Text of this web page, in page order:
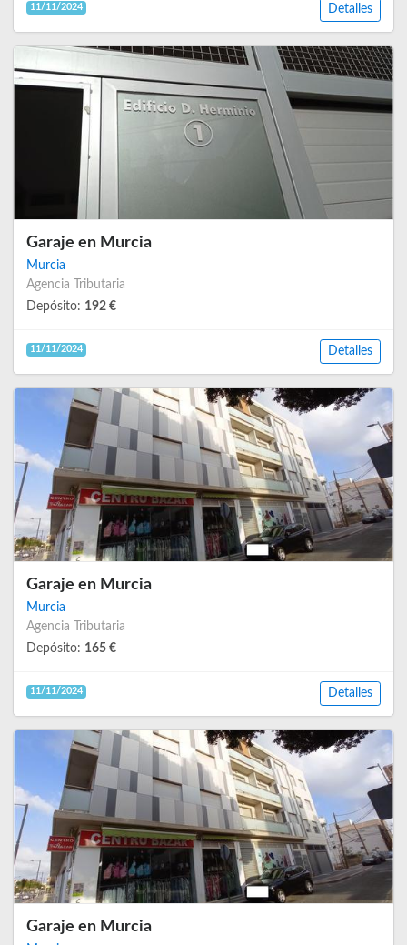
11/11/2024 Detalles
Garaje en Murcia
Murcia
Agencia Tributaria
Depósito: 192 €
11/11/2024 Detalles
Garaje en Murcia
Murcia
Agencia Tributaria
Depósito: 165 €
11/11/2024 Detalles
Garaje en Murcia